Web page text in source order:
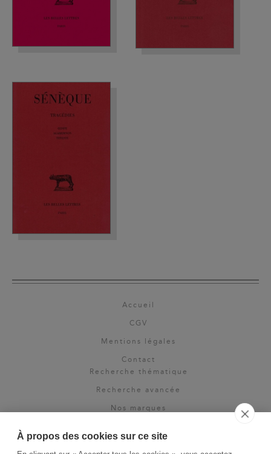
À propos des cookies sur ce site
Accueil
CGV
Mentions légales
Contact
Recherche thématique
Recherche avancée
Nos marques
Espace pro